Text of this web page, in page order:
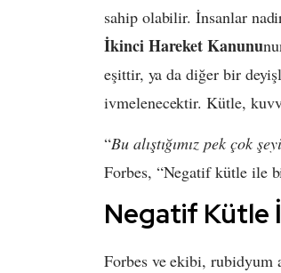
sahip olabilir. İnsanlar
İkinci Hareket Kanunu
eşittir, ya da diğer bir
ivmelenecektir. Kütle,
“Bu alıştığımız pek çok
Forbes, “Negatif kütle ile
Negatif Kütle
Forbes ve ekibi, rubidyum